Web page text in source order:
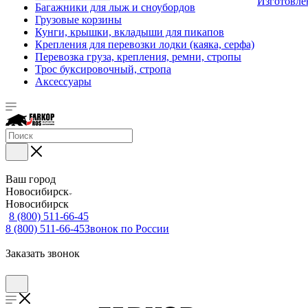
Багажники для лыж и сноубордов
Грузовые корзины
Кунги, крышки, вкладыши для пикапов
Крепления для перевозки лодки (каяка, серфа)
Перевозка груза, крепления, ремни, стропы
Трос буксировочный, стропа
Аксессуары
Ваш город
Новосибирск
Новосибирск
8 (800) 511-66-45
8 (800) 511-66-45Звонок по России
Заказать звонок